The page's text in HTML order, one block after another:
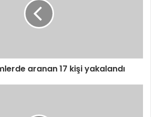
aranan 17 kişi yakalandı